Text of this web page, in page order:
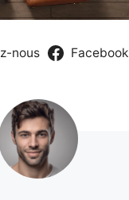
nous Facebook